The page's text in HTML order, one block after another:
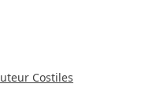
Costiles